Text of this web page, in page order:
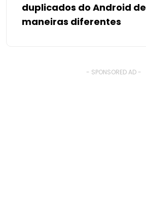
duplicados do Android de
maneiras diferentes
- SPONSORED AD -